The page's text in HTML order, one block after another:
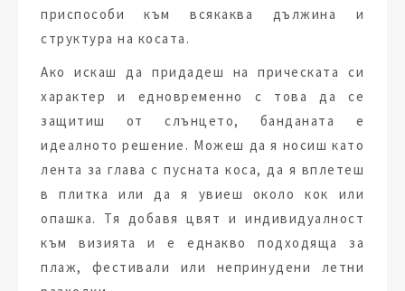
приспособи към всякаква дължина и
структура на косата.
Ако искаш да придадеш на прическата си
характер и едновременно с това да се
защитиш от слънцето, банданата е
идеалното решение. Можеш да я носиш като
лента за глава с пусната коса, да я вплетеш
в плитка или да я увиеш около кок или
опашка. Тя добавя цвят и индивидуалност
към визията и е еднакво подходяща за
плаж, фестивали или непринудени летни